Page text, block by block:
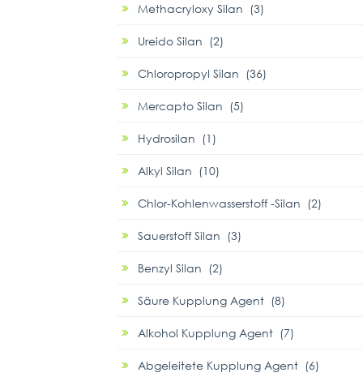
Methacryloxy Silan (3)
Ureido Silan (2)
Chloropropyl Silan (36)
Mercapto Silan (5)
Hydrosilan (1)
Alkyl Silan (10)
Chlor-Kohlenwasserstoff -Silan (2)
Sauerstoff Silan (3)
Benzyl Silan (2)
Säure Kupplung Agent (8)
Alkohol Kupplung Agent (7)
Abgeleitete Kupplung Agent (6)